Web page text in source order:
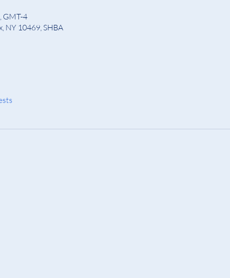
GMT-4
NY 10469, SHBA